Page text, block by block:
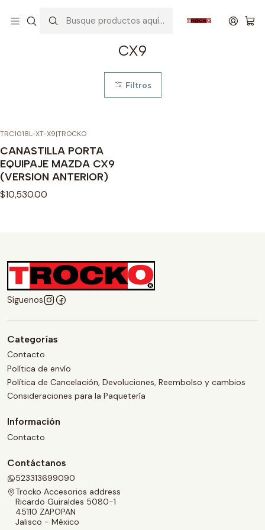
CX9
Filtros
TRC1018L-XT-X9|TROCKO
CANASTILLA PORTA
EQUIPAJE MAZDA CX9
(VERSION ANTERIOR)
$10,530.00
Síguenos
Categorías
Contacto
Política de envío
Política de Cancelación, Devoluciones, Reembolso y cambios
Consideraciones para la Paquetería
Información
Contacto
Contáctanos
523313699090
Trocko Accesorios address
Ricardo Guiraldes 5080-1
45110 ZAPOPAN
Jalisco - México